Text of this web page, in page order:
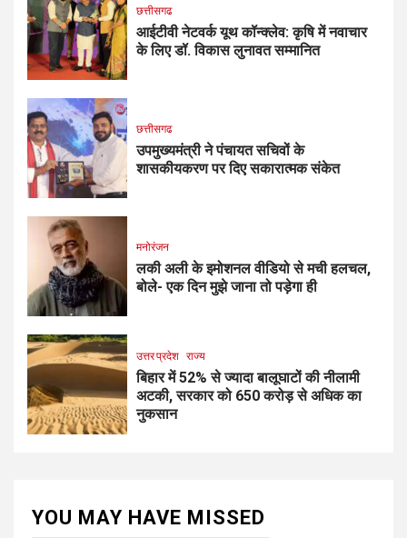
छत्तीसगढ
आईटीवी नेटवर्क यूथ कॉन्क्लेव: कृषि में नवाचार
के लिए डॉ. विकास लुनावत सम्मानित
छत्तीसगढ
उपमुख्यमंत्री ने पंचायत सचिवों के
शासकीयकरण पर दिए सकारात्मक संकेत
मनोरंजन
लकी अली के इमोशनल वीडियो से मची हलचल,
बोले- एक दिन मुझे जाना तो पड़ेगा ही
उत्तर प्रदेश राज्य
बिहार में 52% से ज्यादा बालूघाटों की नीलामी
अटकी, सरकार को 650 करोड़ से अधिक का
नुकसान
YOU MAY HAVE MISSED